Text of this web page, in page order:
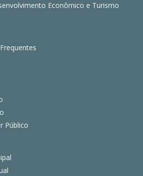
Econômico e Turismo
Público